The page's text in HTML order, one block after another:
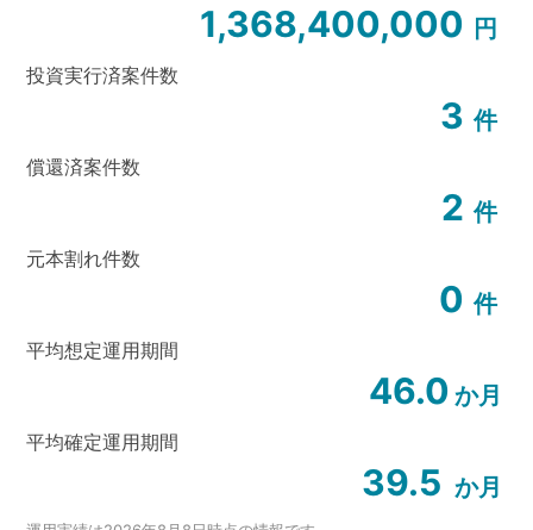
1,368,400,000 円
投資実行済案件数
3 件
償還済案件数
2 件
元本割れ件数
0 件
平均想定運用期間
46.0 か月
平均確定運用期間
39.5 か月